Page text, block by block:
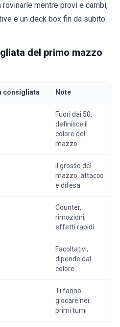
mentre provi e cambi,
e un deck box fin da subito.
del primo mazzo
consigliata Note
Fuori dai 50,
definisce il
colore del
mazzo
Il grosso del
mazzo, attacco
e difesa
Counter,
rimozioni,
effetti rapidi
Facoltativi,
dipende dal
colore
Ti fanno
giocare nei
primi turni